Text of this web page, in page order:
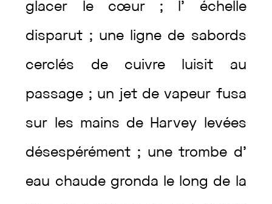
glacer le cœur ; l’ échelle
disparut ; une ligne de sabords
cerclés de cuivre luisit au
passage ; un jet devapeur fusa
sur les mains de Harvey levées
désespérément ; unetrombe d’
eau chaude gronda le long de la